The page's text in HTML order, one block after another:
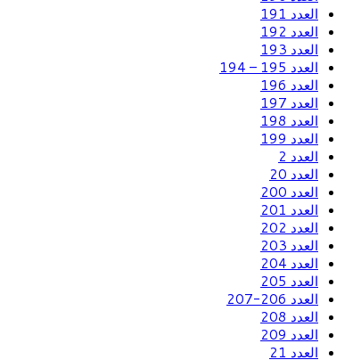
العدد 191
العدد 192
العدد 193
العدد 195 – 194
العدد 196
العدد 197
العدد 198
العدد 199
العدد 2
العدد 20
العدد 200
العدد 201
العدد 202
العدد 203
العدد 204
العدد 205
العدد 206-207
العدد 208
العدد 209
العدد 21